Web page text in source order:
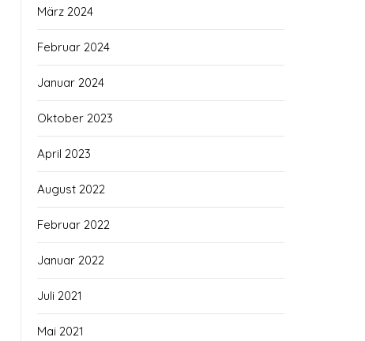
März 2024
Februar 2024
Januar 2024
Oktober 2023
April 2023
August 2022
Februar 2022
Januar 2022
Juli 2021
Mai 2021